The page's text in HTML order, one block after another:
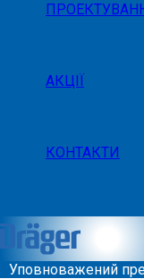
АКЦІЇ
КОНТАКТИ
Уповноважений